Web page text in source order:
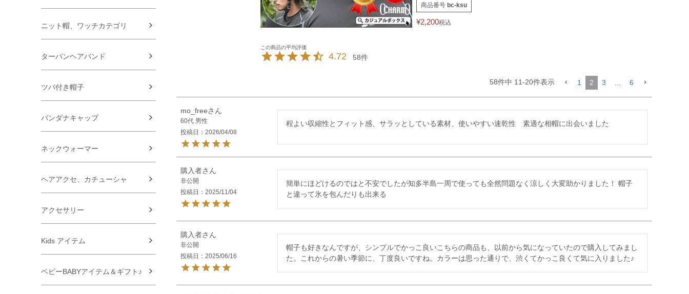
ニット帽、ワッチカテゴリ
ターバンヘアバンド
ツバ付き帽子
バンダナキャップ
ネックウォーマー
ヘアアクセ、カチューシャ
アクセサリー
Kids アイテム
ベビーBABYアイテム＆ギフト♪
商品番号 bc-ksu
¥2,200税込
4.72 58
58件中 11-20件表示 1 2 3 6
mo_free
60代 男性
投稿日
2026/04/08
程よい収縮性とフィット感、サラッとしている素材、使いやすい速乾性　素適な相帽に出会いました
購入者
非公開
投稿日
2025/11/04
簡単にほどけるのではと不安でしたが知多半島一周で使っても全然問題なく涼しく大変助かりました！ 帽子
と違って氷を包んだりも出来る
購入者
非公開
投稿日
2025/06/16
帽子も好きなんですが、シンプルでかっこ良いこちらの商品も、以前から気になっていたので購入してみまし
た。これからの暑い季節に、丁度良いですね。カラーは思った通りで、渋くてかっこ良くて気に入りました♪